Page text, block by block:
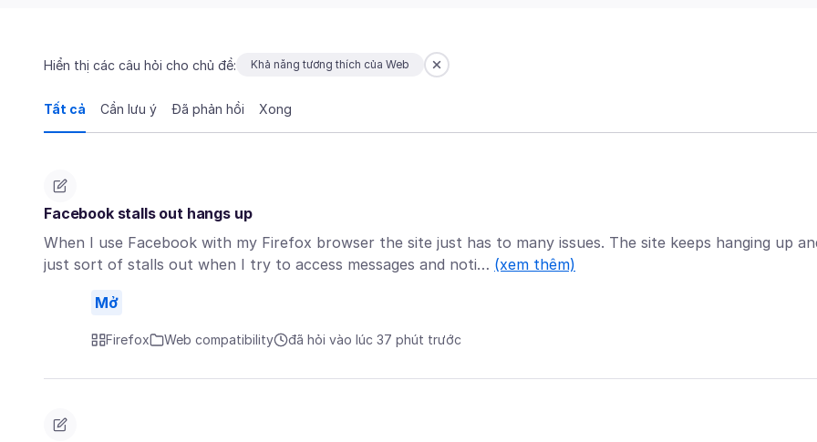
Hiển thị các câu hỏi cho chủ đề: Khả năng tương thích của Web
Tất cả Cần lưu ý Đã phản hồi Xong
Facebook stalls out hangs up
When I use Facebook with my Firefox browser the site just has to many issues. The site keeps hanging up
just sort of stalls out when I try to access messages and noti… (xem thêm)
Mở
Firefox Web compatibility đã hỏi vào lúc 37 phút trước